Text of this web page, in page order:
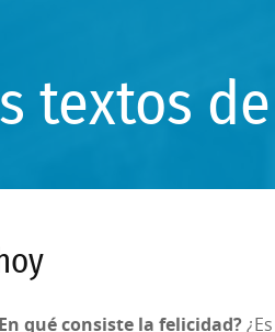
textos
qué consiste la felicidad?